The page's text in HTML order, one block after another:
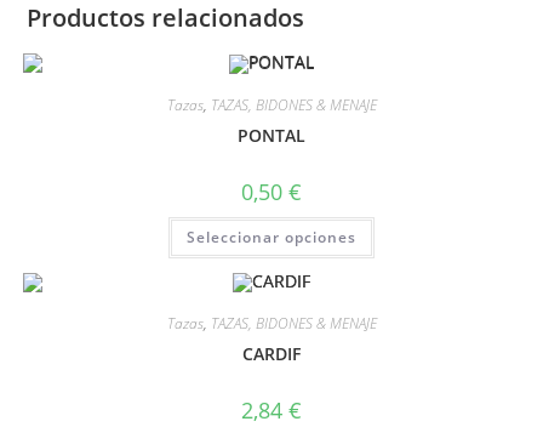
Productos relacionados
Tazas, TAZAS, BIDONES & MENAJE
PONTAL
0,50 €
Seleccionar opciones
Tazas, TAZAS, BIDONES & MENAJE
CARDIF
2,84 €